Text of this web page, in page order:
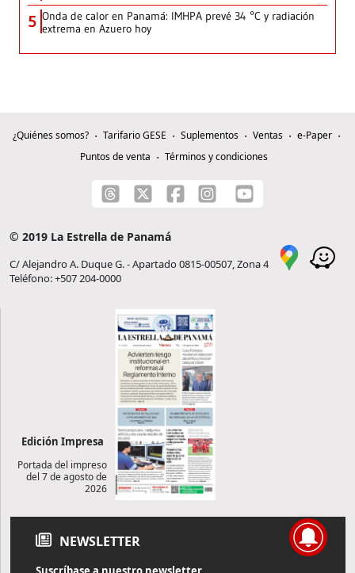
5 Onda de calor en Panamá: IMHPA prevé 34 °C y radiación
extrema en Azuero hoy
¿Quiénes somos? Tarifario GESE Suplementos Ventas
e-Paper
Puntos de venta
Términos y condiciones
© 2019 La Estrella de Panamá
C/ Alejandro A. Duque G. - Apartado 0815-00507, Zona 4
Teléfono: +507 204-0000
Edición Impresa
Portada del impreso
del 7 de agosto de
2026
NEWSLETTER